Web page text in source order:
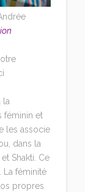
la
féminin et
les associe
dans la
Shakti. Ce
La féminité
propres